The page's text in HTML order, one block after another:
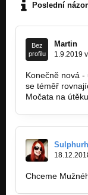
Poslední
Bez
profilu
Martin
1.9.2019
Konečně nová
se téměř
Močata na
Chceme